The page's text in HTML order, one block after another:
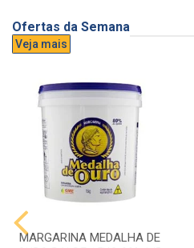
Ofertas da Semana
Veja mais
MARGARINA MEDALHA DE